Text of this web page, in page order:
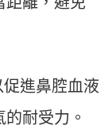
進鼻腔血液
耐受力。